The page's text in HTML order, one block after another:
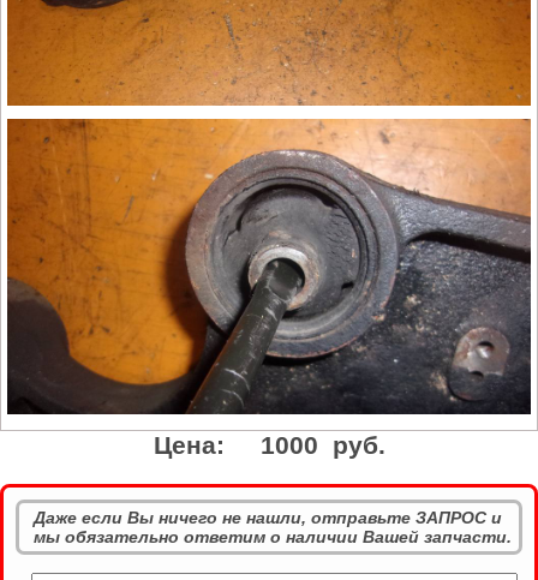
Цена: 1000 руб.
Даже если Вы ничего не нашли, отправьте ЗАПРОС и
мы обязательно ответим о наличии Вашей запчасти.